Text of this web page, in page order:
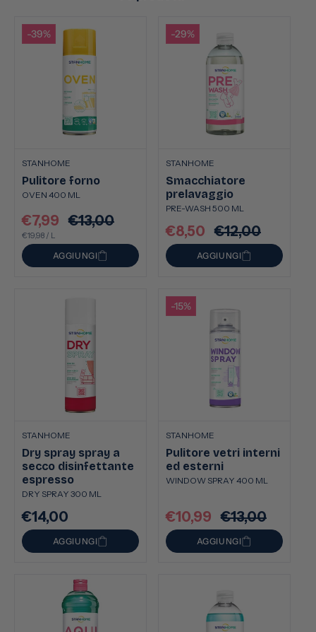
-39%
STANHOME
Pulitore forno
OVEN 400 ML
Prezzo
scontato
€7,99
Prezzo
listino
€13,00
PREZZO
UNITARIO
€19,98 / PER
L
AGGIUNGI
-29%
STANHOME
Smacchiatore
prelavaggio
PRE-WASH 500 ML
Prezzo
scontato
€8,50
Prezzo
di
listino
€12,00
AGGIUNGI
STANHOME
Dry spray spray a
secco disinfettante
espresso
DRY SPRAY 300 ML
Prezzo
di
listino
€14,00
AGGIUNGI
-15%
STANHOME
Pulitore vetri interni
ed esterni
WINDOW SPRAY 400 ML
Prezzo
scontato
€10,99
Prezzo
di
listino
€13,00
AGGIUNGI